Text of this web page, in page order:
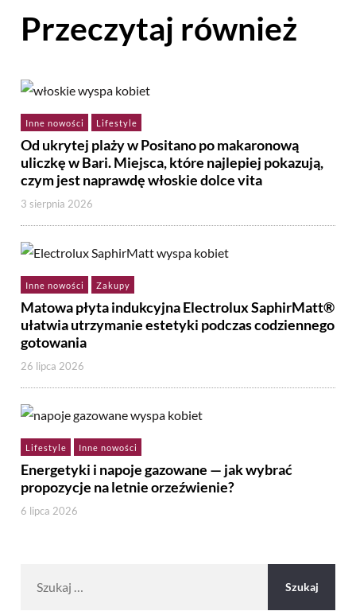
Przeczytaj również
Inne nowości Lifestyle
Od ukrytej plaży w Positano po makaronową
uliczkę w Bari. Miejsca, które najlepiej pokazują,
czym jest naprawdę włoskie dolce vita
3 sierpnia 2026
Inne nowości Zakupy
Matowa płyta indukcyjna Electrolux SaphirMatt®
ułatwia utrzymanie estetyki podczas codziennego
gotowania
26 lipca 2026
Lifestyle Inne nowości
Energetyki i napoje gazowane — jak wybrać
propozycje na letnie orzeźwienie?
6 lipca 2026